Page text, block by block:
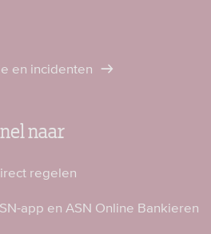
en incidenten
naar
regelen
app en ASN Online Bankieren